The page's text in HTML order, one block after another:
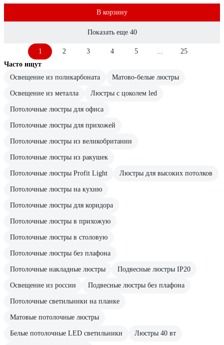
В корзину
Показать еще 40
1 2 3 4 5 ...
25
Часто ищут
Освещение из поликарбоната
Матово-белые люстры
Освещение из металла Люстры с цоколем led
Потолочные люстры для офиса
Потолочные люстры для прихожей
Потолочные люстры из великобритании
Потолочные люстры из ракушек
Потолочные люстры Profit Light Люстры для высоких потолков
Потолочные люстры на кухню
Потолочные люстры для коридора
Потолочные люстры в прихожую
Потолочные люстры в столовую
Потолочные люстры без плафона
Потолочные накладные люстры Подвесные люстры IP20
Освещение из россии Подвесные люстры без плафона
Потолочные светильники на планке
Матовые потолочные люстры
Белые потолочные LED светильники Люстры 40 вт